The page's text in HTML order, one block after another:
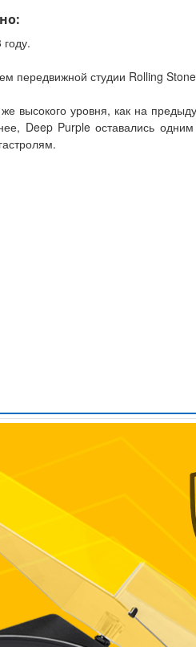
передвижной студии Rolling
высокого уровня, как на
Deep Purple оставались